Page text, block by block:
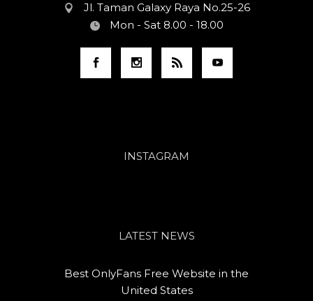
Jl. Taman Galaxy Raya No.25-26
Mon - Sat 8.00 - 18.00
INSTAGRAM
LATEST NEWS
Best OnlyFans Free Website in the
United States